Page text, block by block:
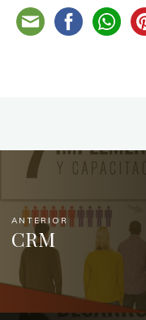
ANTERIOR
CRM